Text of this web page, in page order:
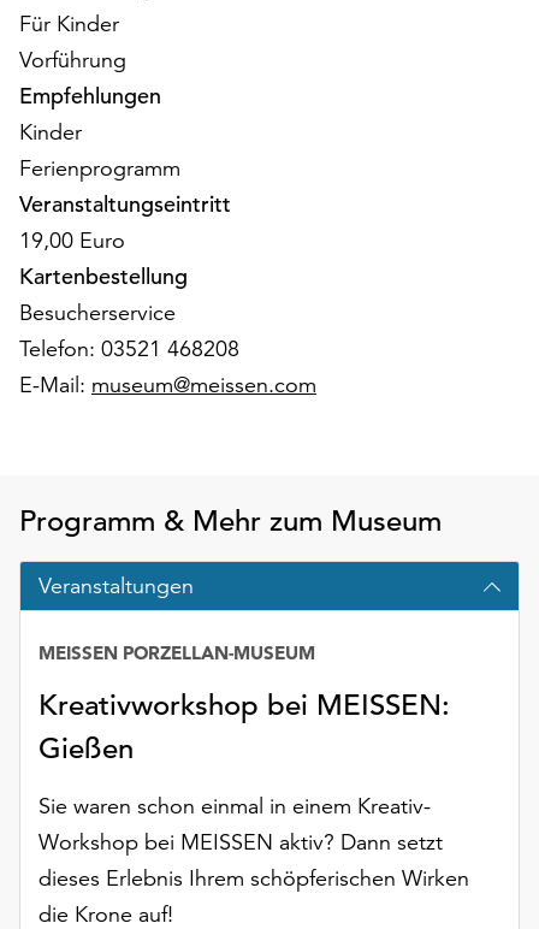
Funktionale
Cookies
werden
auch
ohne
Ihr
Einverständnis
weiterhin
ausgeführt.
Möchten
Sie
die
Cookies
die
Einstellungen
über
die
Schaltfläche
„Auswählen“.
Weitere
Informationen
finden
unserer
Datenschutzerklärung
oder
dem
Für Kinder
Vorführung
Empfehlungen
Kinder
Ferienprogramm
Veranstaltungseintritt
19,00 Euro
Kartenbestellung
Besucherservice
Telefon: 03521 468208
E-Mail: museum@meissen.com
Programm & Mehr zum Museum
Veranstaltungen
Kreativworkshop bei MEISSEN:
Gießen
MEISSEN PORZELLAN-MUSEUM
Sie waren schon einmal in einem Kreativ-
Workshop bei MEISSEN aktiv? Dann setzt
dieses Erlebnis Ihrem schöpferischen Wirken
die Krone auf!